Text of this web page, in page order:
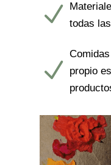
N todas
N propio